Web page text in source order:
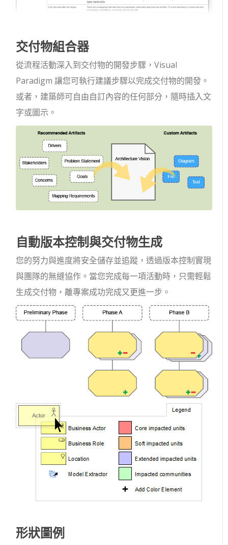
交付物組合器
從流程活動深入到交付物的開發步驟，Visual
Paradigm 讓您可執行建議步驟以完成交付物的開發。
或者，建築師可自由自訂內容的任何部分，隨時插入文
字或圖示。
自動版本控制與交付物生成
您的努力與進度將安全儲存並追蹤，透過版本控制實現
與團隊的無縫協作。當您完成每一項活動時，只需輕鬆
生成交付物，離專案成功完成又更進一步。
形狀圖例